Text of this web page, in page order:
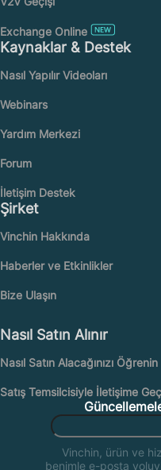
Exchange Online
Kaynaklar & Destek
Nasıl Yapılır Videoları
Webinars
Yardım Merkezi
Forum
İletişim Destek
Şirket
Vinchin Hakkında
Haberler ve Etkinlikler
Bize Ulaşın
Nasıl Satın Alınır
Nasıl Satın Alacağınızı Öğrenin
Satış Temsilcisiyle İletişime
Vinchin, ürün ve
benimle e-posta